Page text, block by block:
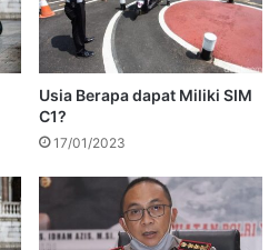
Usia Berapa dapat Miliki SIM
C1?
17/01/2023